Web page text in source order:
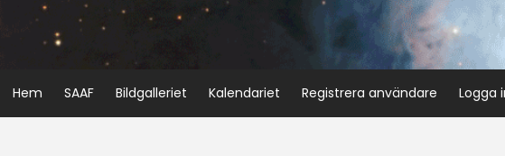
Hem SAAF Bildgalleriet Kalendariet Registrera användare Logga